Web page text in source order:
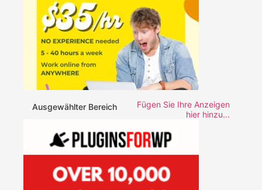
Ausgewählter Bereich
Fügen Sie Ihre Anzeigen
hier hinzu...